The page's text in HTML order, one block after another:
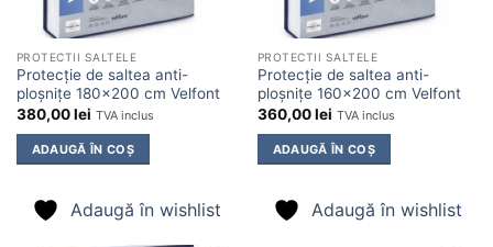
PROTECTII SALTELE
Protecție de saltea anti-
ploșnițe 180×200 cm Velfont
380,00lei TVA inclus
ADAUGĂ ÎN COȘ
Adaugă în wishlist
PROTECTII SALTELE
Protecție de saltea anti-
ploșnițe 160×200 cm Velfont
360,00lei TVA inclus
ADAUGĂ ÎN COȘ
Adaugă în wishlist